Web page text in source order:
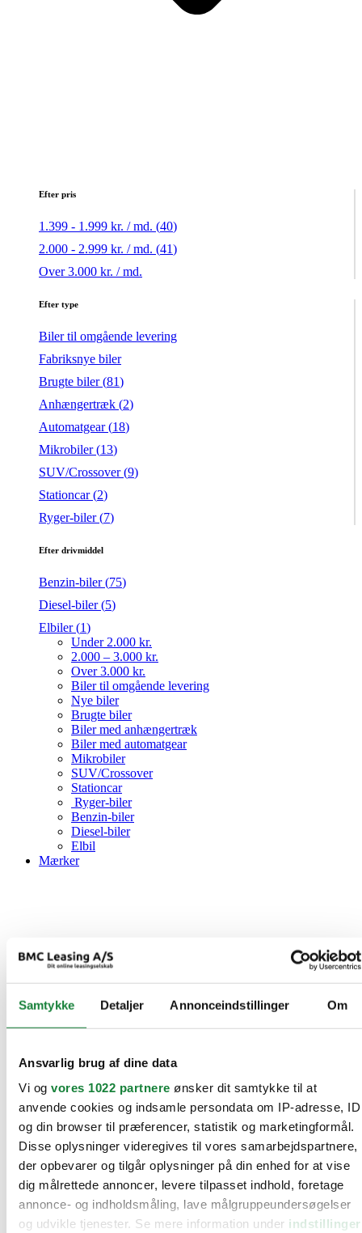
Samtykke Detaljer Annonceindstillinger Om
Ansvarlig brug af dine data
Vi og vores 1022 partnere ønsker dit samtykke til at
anvende cookies og indsamle persondata om IP-adresse, ID
og din browser til præferencer, statistik og marketingformål.
Disse oplysninger videregives til vores samarbejdspartnere,
der opbevarer og tilgår oplysninger på din enhed for at vise
dig målrettede annoncer, levere tilpasset indhold, foretage
annonce- og indholdsmåling, lave målgruppeundersøgelser
og udvikle tjenester. Se mere information under indstillinger
Efter pris
1.399 - 1.999 kr. / md. (40)
2.000 - 2.999 kr. / md. (41)
Over 3.000 kr. / md.
Efter type
Biler til omgående levering
Fabriksnye biler
Brugte biler (81)
Anhængertræk (2)
Automatgear (18)
Mikrobiler (13)
SUV/Crossover (9)
Stationcar (2)
Ryger-biler (7)
Efter drivmiddel
Benzin-biler (75)
Diesel-biler (5)
Elbiler (1)
Under 2.000 kr.
2.000 – 3.000 kr.
Over 3.000 kr.
Biler til omgående levering
Nye biler
Brugte biler
Biler med anhængertræk
Biler med automatgear
Mikrobiler
SUV/Crossover
Stationcar
Ryger-biler
Benzin-biler
Diesel-biler
Elbil
Mærker